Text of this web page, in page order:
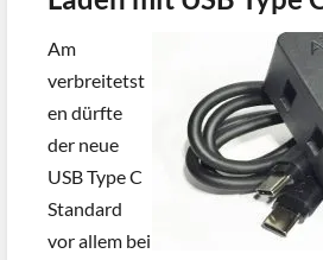
Am
verbreitetst
en dürfte
der neue
USB Type C
Standard
vor allem bei